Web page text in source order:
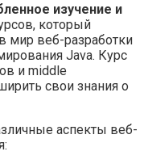
изучение и
который
мир веб-разработки
Java. Курс
и middle
свои знания о
аспекты веб-